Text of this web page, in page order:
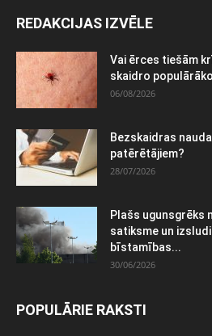
REDAKCIJAS IZVĒLE
Vai ērces tiešām
skaidro
06/08/2026
Bezskaidras
patērētājiem?
28/07/2026
Plašs ugunsgrēks
satiksme un
bīstamības...
30/06/2026
POPULĀRIE RAKSTI